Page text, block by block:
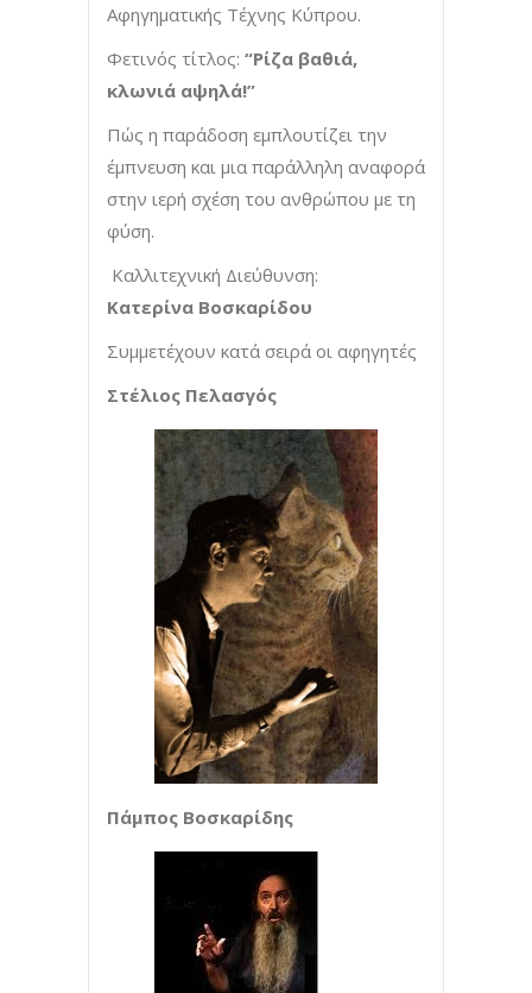
Αφηγηματικής Τέχνης Κύπρου.
Φετινός τίτλος: “Ρίζα βαθιά,
κλωνιά αψηλά!”
Πώς η παράδοση εμπλουτίζει την
έμπνευση και μια παράλληλη αναφορά
στην ιερή σχέση του ανθρώπου με τη
φύση.
Καλλιτεχνική Διεύθυνση:
Κατερίνα Βοσκαρίδου
Συμμετέχουν κατά σειρά οι αφηγητές
Στέλιος Πελασγός
Πάμπος Βοσκαρίδης